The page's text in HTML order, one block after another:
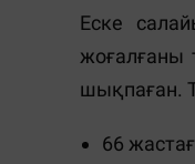
Еске
жоғалғаны
шықпаған.
66